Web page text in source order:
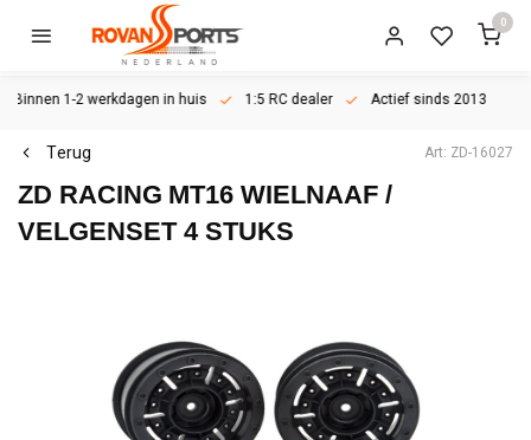
0
Binnen 1-2 werkdagen in huis 1:5 RC dealer Actief sinds 2013
Terug Art: ZD-16027
ZD RACING MT16 WIELNAAF /
VELGENSET 4 STUKS